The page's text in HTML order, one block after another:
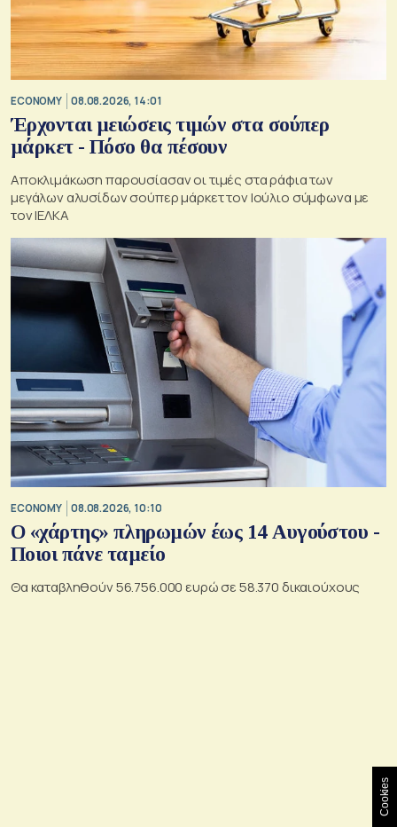
ECONOMY 08.08.2026, 14:01
Έρχονται μειώσεις τιμών στα σούπερ
μάρκετ - Πόσο θα πέσουν
Αποκλιμάκωση παρουσίασαν οι τιμές στα ράφια των
μεγάλων αλυσίδων σούπερ μάρκετ τον Ιούλιο σύμφωνα με
τον ΙΕΛΚΑ
ECONOMY 08.08.2026, 10:10
Ο «χάρτης» πληρωμών έως 14 Αυγούστου -
Ποιοι πάνε ταμείο
Θα καταβληθούν 56.756.000 ευρώ σε 58.370 δικαιούχους
Cookies